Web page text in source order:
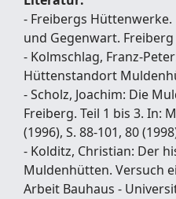
- Freibergs
und Gegenwart. Freiberg
- Kolmschlag, Franz-
Hüttenstandort
- Scholz, Joachim: Die
Freiberg. Teil 1 bis 3. In:
(1996), S. 88-101, 80
- Kolditz, Christian: Der
Muldenhütten. Versuch
Arbeit Bauhaus -